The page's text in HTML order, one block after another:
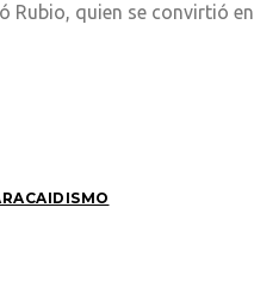
Rubio, quien se convirtió